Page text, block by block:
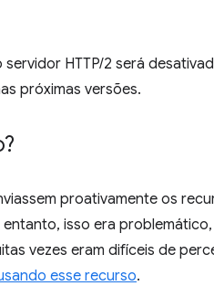
HTTP/2 será
próximas versões.
proativamente os
isso era
vezes eram difíceis de
esse recurso.